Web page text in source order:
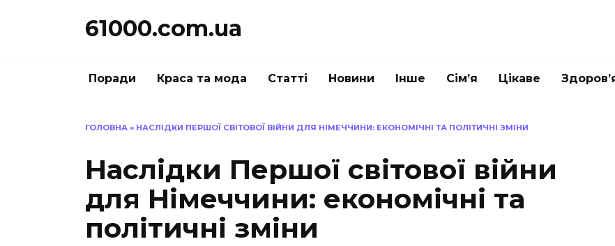
61000.com.ua
Поради Краса та мода Статті Новини Інше Сім’я Цікаве
ГОЛОВНА » НАСЛІДКИ ПЕРШОЇ СВІТОВОЇ ВІЙНИ ДЛЯ НІМЕЧЧИНИ: ЕКОНОМІЧНІ ТА ПОЛІТИЧНІ ЗМІНИ
Наслідки Першої світової війни
для Німеччини: економічні та
політичні зміни